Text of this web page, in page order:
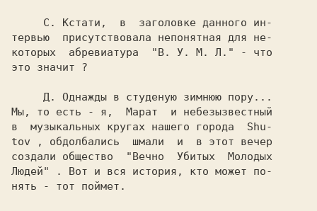
     С.
Кстати,  в  заголовке данного ин-
тервью  присутствовала непонятная для не-
которых  абревиатура
"В. У. М. Л."
- что
это значит ?
     Д.
Однажды в студеную зимнюю пору...
Мы, то есть - я, Марат и небезызвестный
в  музыкальных кругах нашего города Shu-
tov
, обдолбались  шмали  и  в этот вечер
создали общество
"Вечно  Убитых  Молодых
Людей"
. Вот и вся история, кто может по-
нять - тот поймет.